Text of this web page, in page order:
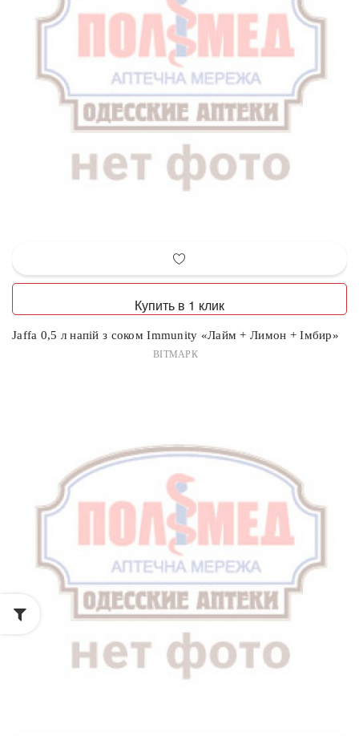
Купить в 1 клик
Jaffa 0,5 л напій з соком Immunity «Лайм + Лимон + Імбир»
ВІТМАРК